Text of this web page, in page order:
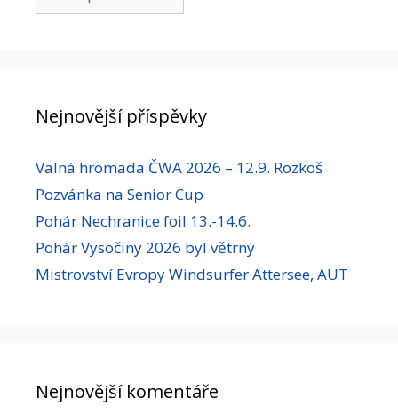
Nejnovější příspěvky
Valná hromada ČWA 2026 – 12.9. Rozkoš
Pozvánka na Senior Cup
Pohár Nechranice foil 13.-14.6.
Pohár Vysočiny 2026 byl větrný
Mistrovství Evropy Windsurfer Attersee, AUT
Nejnovější komentáře